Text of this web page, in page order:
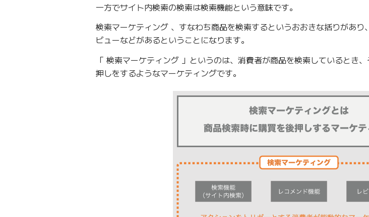
一方でサイト内検索の検索は検索機能という意味です。
検索マーケティング 、すなわち商品を検索するというおおきな括りがあ
ビューなどがあるということになります。
「 検索マーケティング 」というのは、消費者が商品を検索しているとき
押しをするようなマーケティングです。